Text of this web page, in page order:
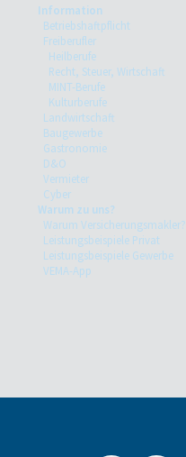
Information
Betriebshaftpflicht
Freiberufler
Heilberufe
Recht, Steuer, Wirtschaft
MINT-Berufe
Kulturberufe
Landwirtschaft
Baugewerbe
Gastronomie
D&O
Vermieter
Cyber
Warum zu uns?
Warum Versicherungsmakler?
Leistungsbeispiele Privat
Leistungsbeispiele Gewerbe
VEMA-App